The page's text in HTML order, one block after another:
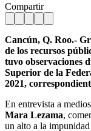
Compartir
Cancún, Q. Roo.-
de los recursos
tuvo observaciones
Superior de la
2021,
En entrevista a
Mara Lezama,
un alto a la